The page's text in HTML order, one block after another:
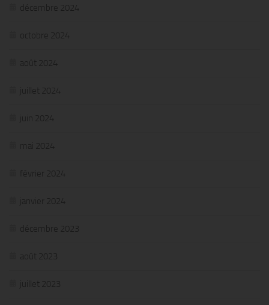
décembre 2024
octobre 2024
août 2024
juillet 2024
juin 2024
mai 2024
février 2024
janvier 2024
décembre 2023
août 2023
juillet 2023